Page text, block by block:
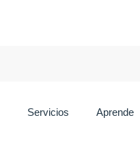
Servicios Aprende